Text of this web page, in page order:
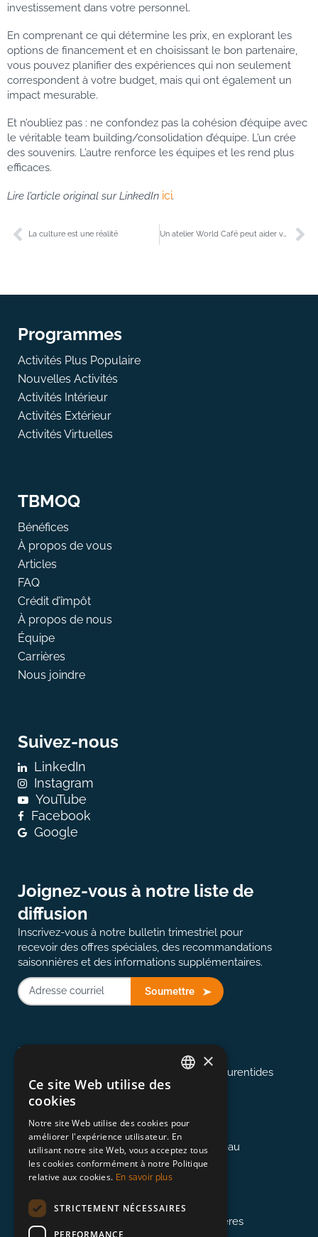
investissement dans votre personnel.
En comprenant ce qui détermine les prix, en explorant les
options de financement et en choisissant le bon partenaire,
vous pouvez planifier des expériences qui non seulement
correspondent à votre budget, mais qui ont également un
impact mesurable.
Et n’oubliez pas : ne confondez pas la cohésion d’équipe avec
le véritable team building/consolidation d’équipe. L’un crée
des souvenirs. L’autre renforce les équipes et les rend plus
efficaces.
Lire l’article original sur LinkedIn ici.
La culture est une réalité Un atelier World Café peut aider votre entreprise à se conformer à la Loi 27
Programmes
Activités Plus Populaire
Nouvelles Activités
Activités Intérieur
Activités Extérieur
Activités Virtuelles
TBMOQ
Bénéfices
À propos de vous
Articles
FAQ
Crédit d’împôt
À propos de nous
Équipe
Carrières
Nous joindre
Suivez-nous
LinkedIn
Instagram
YouTube
Facebook
Google
Joignez-vous à notre liste de
diffusion
Inscrivez-vous à notre bulletin trimestriel pour
recevoir des offres spéciales, des recommandations
saisonnières et des informations supplémentaires.
Soumettre
Montréal 514-907-2823
Desservant Montréal, les Cantons et les Laurentides
Ottawa613-845-0127
Desservant la région d'Ottawa et de Gatineau
Québec418-948-3364
Desservant le Québec, à l'est de Trois-Rivières
×
Ce site Web utilise des
cookies
Notre site Web utilise des cookies pour
améliorer l'expérience utilisateur. En
utilisant notre site Web, vous acceptez tous
les cookies conformément à notre Politique
relative aux cookies. En savoir plus
STRICTEMENT NÉCESSAIRES
PERFORMANCE